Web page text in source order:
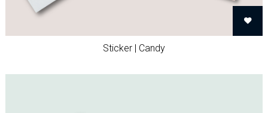
Sticker | Candy